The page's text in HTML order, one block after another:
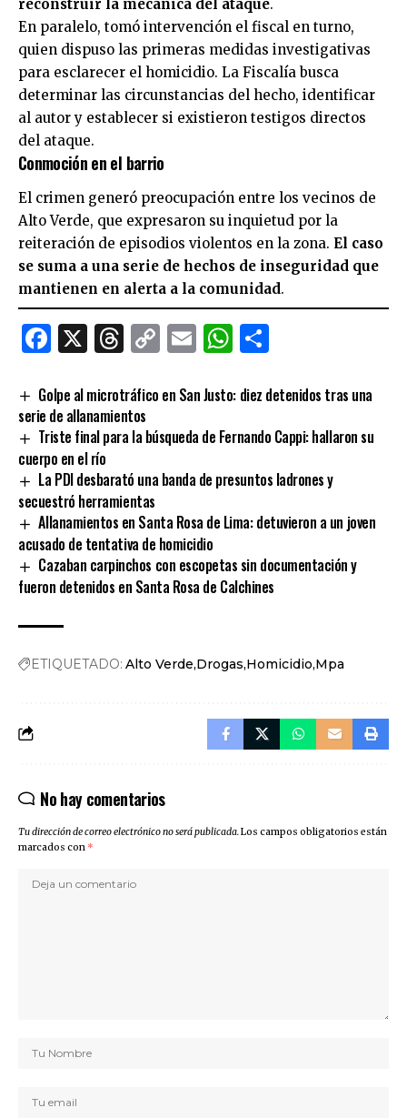
reconstruir la mecánica del ataque.
En paralelo, tomó intervención el fiscal en turno,
quien dispuso las primeras medidas investigativas
para esclarecer el homicidio. La Fiscalía busca
determinar las circunstancias del hecho, identificar
al autor y establecer si existieron testigos directos
del ataque.
Conmoción en el barrio
El crimen generó preocupación entre los vecinos de
Alto Verde, que expresaron su inquietud por la
reiteración de episodios violentos en la zona. El caso
se suma a una serie de hechos de inseguridad que
mantienen en alerta a la comunidad.
Facebook
X Threads
CopyEmailWhatsApp
Golpe al microtráfico en San Justo: diez detenidos tras una
serie de allanamientos
Triste final para la búsqueda de Fernando Cappi: hallaron su
cuerpo en el río
La PDI desbarató una banda de presuntos ladrones y
secuestró herramientas
Allanamientos en Santa Rosa de Lima: detuvieron a un joven
acusado de tentativa de homicidio
Cazaban carpinchos con escopetas sin documentación y
fueron detenidos en Santa Rosa de Calchines
ETIQUETADO: Alto Verde Drogas Homicidio Mpa
No hay comentarios
Tu dirección de correo electrónico no será publicada.Los campos obligatorios están
marcados con *